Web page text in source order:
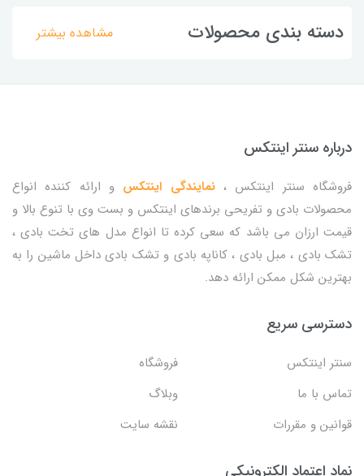
دسته بندی محصولات مشاهده بیشتر
درباره سنتر اینتکس
فروشگاه سنتر اینتکس ،نمایندگی اینتکس و ارائه کننده انواع
محصولات بادی و تفریحی برندهای اینتکس و بست وی با تنوع بالا و
قیمت ارزان می باشد که سعی کرده تا انواع مدل های تخت بادی ،
تشک بادی ، مبل بادی ، کاناپه بادی و تشک بادی داخل ماشین را به
بهترین شکل ممکن ارائه دهد.
دسترسی سریع
سنتر اینتکس
فروشگاه
تماس با ما
وبلاگ
قوانین و مقررات
نقشه سایت
نماد اعتماد الکترونیکی